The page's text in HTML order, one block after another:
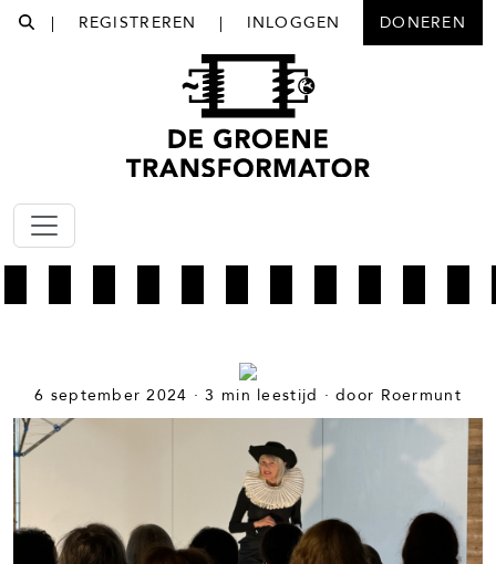
| REGISTREREN | INLOGGEN DONEREN
6 september 2024 · 3 min leestijd · door Roermunt